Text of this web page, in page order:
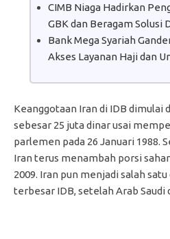
CIMB Niaga Hadirkan
GBK dan Beragam Solusi
Bank Mega Syariah
Akses Layanan Haji dan
Keanggotaan Iran di IDB dimulai
sebesar 25 juta dinar usai
parlemen pada 26 Januari 1988.
Iran terus menambah porsi
2009. Iran pun menjadi salah
terbesar IDB, setelah Arab Saudi